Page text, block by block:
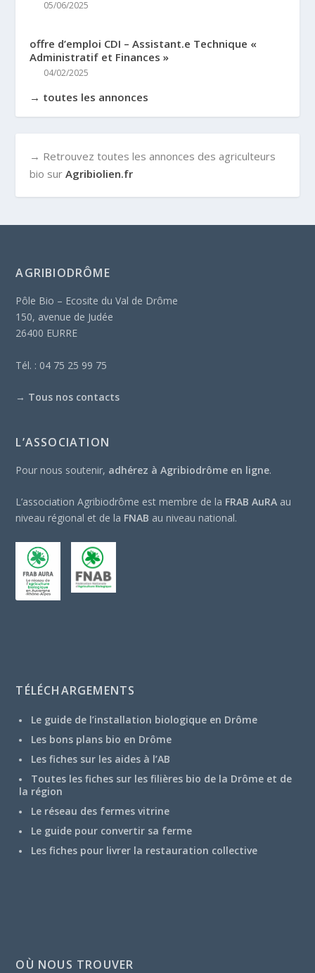
05/06/2025
offre d’emploi CDI – Assistant.e Technique «
Administratif et Finances »
04/02/2025
→ toutes les annonces
→ Retrouvez toutes les annonces des agriculteurs
bio surAgribiolien.fr
AGRIBIODRÔME
Pôle Bio – Ecosite du Val de Drôme
150, avenue de Judée
26400 EURRE
Tél. : 04 75 25 99 75
→ Tous nos contacts
L’ASSOCIATION
Pour nous soutenir, adhérez à Agribiodrôme en ligne.
L’association Agribiodrôme est membre de la FRAB AuRA au
niveau régional et de la FNAB au niveau national.
TÉLÉCHARGEMENTS
Le guide de l’installation biologique en Drôme
Les bons plans bio en Drôme
Les fiches sur les aides à l’AB
Toutes les fiches sur les filières bio de la Drôme et de
la région
Le réseau des fermes vitrine
Le guide pour convertir sa ferme
Les fiches pour livrer la restauration collective
OÙ NOUS TROUVER